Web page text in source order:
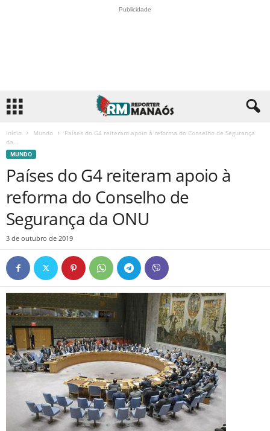
Publicidade
Início Mundo
Países do G4 reiteram apoio à reforma do Conselho de Segurança
da...
MUNDO
Países do G4 reiteram apoio à
reforma do Conselho de
Segurança da ONU
3 de outubro de 2019